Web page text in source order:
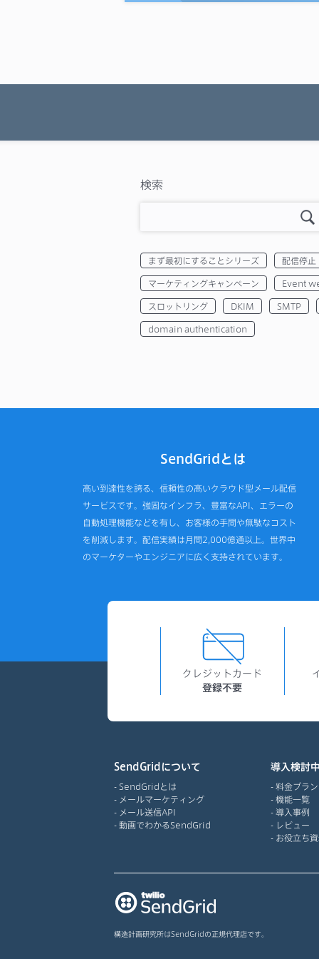
検索
まず最初にすることシリーズ
配信停止
マーケティングキャンペーン
Event
スロットリング
DKIM
SMTP
domain authentication
SendGridとは
高い到達性を誇る、信頼性の高いクラウド型メール配信
サービスです。強固なインフラ、豊富なAPI、エラーの
自動処理機能などを有し、お客様の手間や無駄なコスト
を削減します。配信実績は月間2,000億通以上。世界中
のマーケターやエンジニアに広く支持されています。
クレジットカード
登録不要
SendGridについて
SendGridとは
メールマーケティング
メール送信API
動画でわかるSendGrid
導入検討
料金プラン
機能一覧
導入事例
レビュー
お役立ち
構造計画研究所はSendGridの正規代理店です。